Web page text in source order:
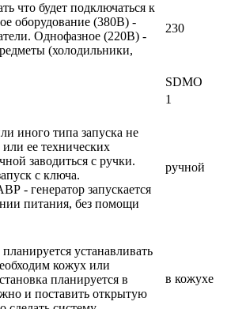
что будет подключаться к
оборудование (380В) -
Однофазное (220В) -
(холодильники,
230
SDMO
1
иного типа запуска не
ее технических
заводиться с ручки.
с ключа.
- генератор запускается
питания, без помощи
ручной
устанавливать
кожух или
планируется в
и поставить открытую
в кожухе